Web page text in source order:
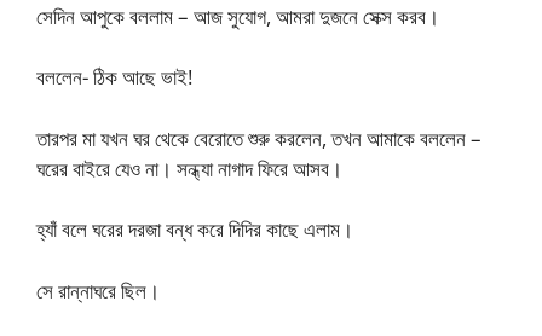
সেদিন আপুকে বললাম – আজ সুযোগ, আমরা দুজনে সেক্স করব।
বললেন- ঠিক আছে ভাই!
তারপর মা যখন ঘর থেকে বেরোতে শুরু করলেন, তখন আমাকে বললেন –
ঘরের বাইরে যেও না। সন্ধ্যা নাগাদ ফিরে আসব।
হ্যাঁ বলে ঘরের দরজা বন্ধ করে দিদির কাছে এলাম।
সে রান্নাঘরে ছিল।